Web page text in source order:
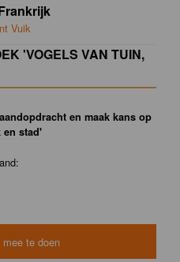
Vuik
'VOGELS VAN TUIN,
en maak kans op
en stad'
te doen